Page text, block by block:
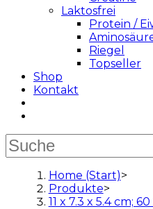
Laktosfrei
Protein /
Riegel
Topseller
Shop
Kontakt
Home (Start)>
Produkte>
11 x 7.3 x 5.4 cm;